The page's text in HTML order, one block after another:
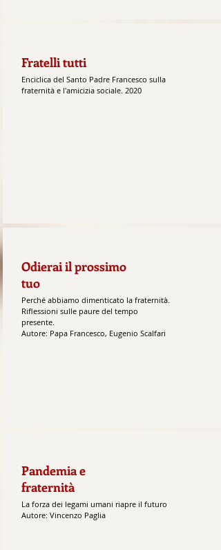
Fratelli tutti
Enciclica del Santo Padre Francesco sulla
fraternità e l'amicizia sociale. 2020
Odierai il prossimo
tuo
Perché abbiamo dimenticato la fraternità.
Riflessioni sulle paure del tempo
presente.
Autore: Papa Francesco, Eugenio Scalfari
Pandemia e
fraternità
La forza dei legami umani riapre il futuro
Autore: Vincenzo Paglia